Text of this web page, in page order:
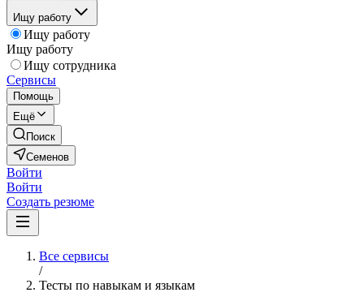
Ищу работу
Ищу работу
Ищу работу
Ищу сотрудника
Сервисы
Помощь
Ещё
Поиск
Семенов
Войти
Войти
Создать резюме
Все сервисы
/
Тесты по навыкам и языкам